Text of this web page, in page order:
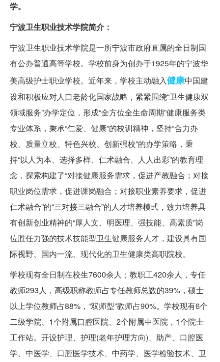
学。
宁波卫生职业技术学院简介：
宁波卫生职业技术学院是一所宁波市政府直属的全日制国
有公办普通高等学校。学校前身为创办于1925年的宁波华
美高级护士职业学校。近年来，学校主动融入健康中国建
设和积极应对人口老龄化国家战略，紧紧围绕“卫生健康双
领域服务”办学定位，形成“全方位全生命周期”健康服务类
专业体系，秉承“仁爱、健康”的校训精神，坚持“合力办
校、质量立校、特色兴校、创新强校”的办学策略，秉
持“以人为本、选择多样、仁术融合、人人出彩”的教育理
念，探索构建了“对接健康服务需求，促进产教融合；对接
职业岗位需求，促进课岗融合；对接职业素养要求，促进
仁术融合”的“三对接三融合”的人才培养模式，致力培养具
有创新创业精神的“厚人文、明医理、强技能、高素质”岗
位胜任力强的技术技能型卫生健康服务人才，建设具有国
际视野、国内一流、现代化的卫生健康类高职院校。
学校现有全日制在校生7600余人；教职工420余人，专任
教师293人，高级职称教师占专任教师总数的39%，硕士
以上学位教师占88%，“双师型”教师占90%。学校现有6个
二级学院、1个附属口腔医院、2个附属中医院，1个院士
工作站。开设护理、护理(老年护理方向)、助产、口腔医
学、中医学、口腔医学技术、中药学、医学检验技术、卫